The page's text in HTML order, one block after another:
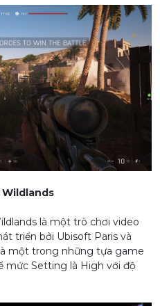
Wildlands
là một trò chơi video
triển bởi Ubisoft Paris và
một trong những tựa game
mức Setting là High với độ